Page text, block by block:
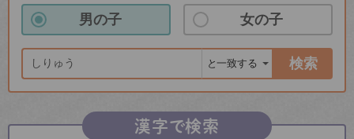
男の子 女の子
検索
漢字で検索